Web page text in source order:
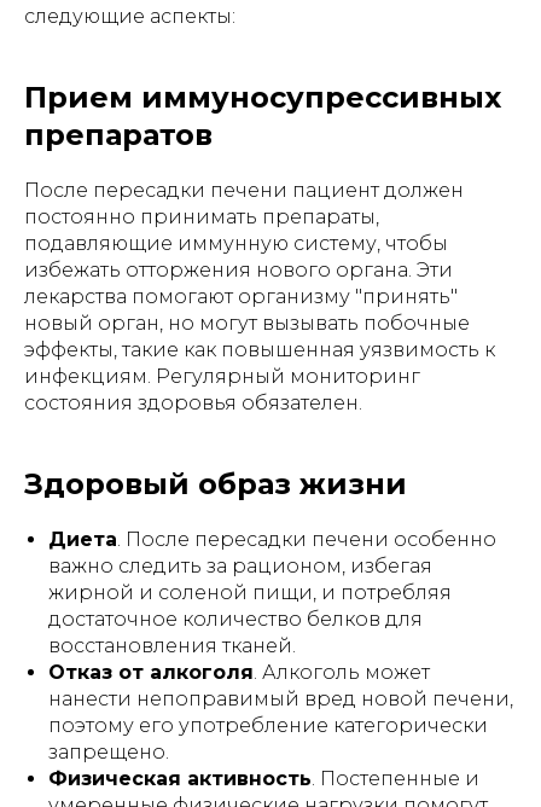
следующие аспекты:
Прием иммуносупрессивных
препаратов
После пересадки печени пациент должен
постоянно принимать препараты,
подавляющие иммунную систему, чтобы
избежать отторжения нового органа. Эти
лекарства помогают организму "принять"
новый орган, но могут вызывать побочные
эффекты, такие как повышенная уязвимость к
инфекциям. Регулярный мониторинг
состояния здоровья обязателен.
Здоровый образ жизни
Диета. После пересадки печени особенно
важно следить за рационом, избегая
жирной и соленой пищи, и потребляя
достаточное количество белков для
восстановления тканей.
Отказ от алкоголя. Алкоголь может
нанести непоправимый вред новой печени,
поэтому его употребление категорически
запрещено.
Физическая активность. Постепенные и